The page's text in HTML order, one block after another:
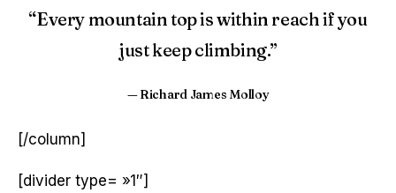
“Every mountain top is within reach if you
just keep climbing.”
— Richard James Molloy
[/column]
[divider type= »1″]